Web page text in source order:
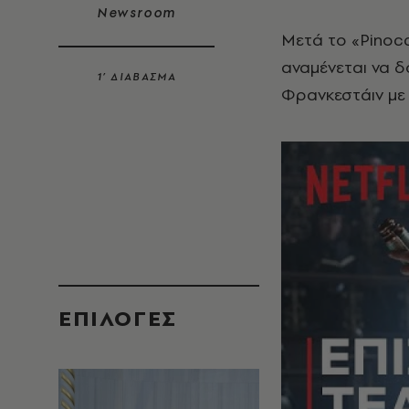
Newsroom
1’ ΔΙΑΒΑΣΜΑ
EΠΙΛΟΓΈΣ
Μετά το
αναμένεται να
Φρανκεστάιν